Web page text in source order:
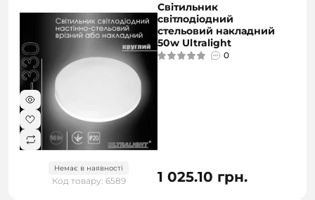
Немає в наявності
Код товару: 6589
Світильник
світлодіодний
стельовий накладний
50w Ultralight
0
1 025.10 грн.